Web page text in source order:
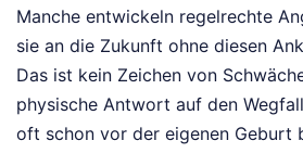
Manche entwickeln regelrechte
sie an die Zukunft ohne diesen
Das ist kein Zeichen von
physische Antwort auf den
oft schon vor der eigenen Geburt